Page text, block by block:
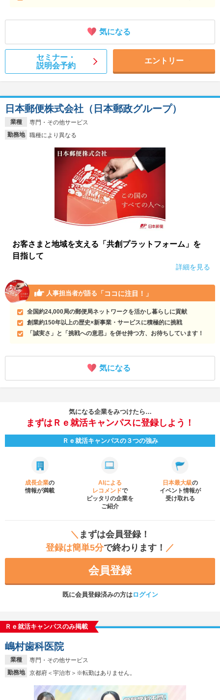
気になる
セミナー・
説明会予約
エントリー
業種
専門・その他サービス
勤務地
職種により異なる
日本郵便株式会社（日本郵政グループ）
お客さまと地域を支える「共創プラットフォーム」を
目指して
詳細を見る
人事担当者が語る 「ココに注目！」
全国約24,000局の郵便局ネットワークを活かし暮らしに貢献
創業約150年以上の歴史×新事業・サービスに積極的に挑戦
「誠実さ」と「挑戦への意思」を併せ持つ方、お待ちしています！
気になる
気になる企業をみつけたら…
まずはＲｅ就活キャンパスに登録しよう！
Ｒｅ就活キャンパスの３つの強み
成長企業の
情報が満載
AIによる
レコメンドで
ピッタリの企業を
ご紹介
日本最大級の
イベント情報が
受け取れる
＼ まずは会員登録！
登録は簡単5分で終わります！ ／
会員登録
既に会員登録済みの方はログイン
Ｒｅ就活キャンパスのみ掲載
業種
専門・その他サービス
勤務地
京都府＜宇治市＞※転勤はありません。
嶋村歯科医院